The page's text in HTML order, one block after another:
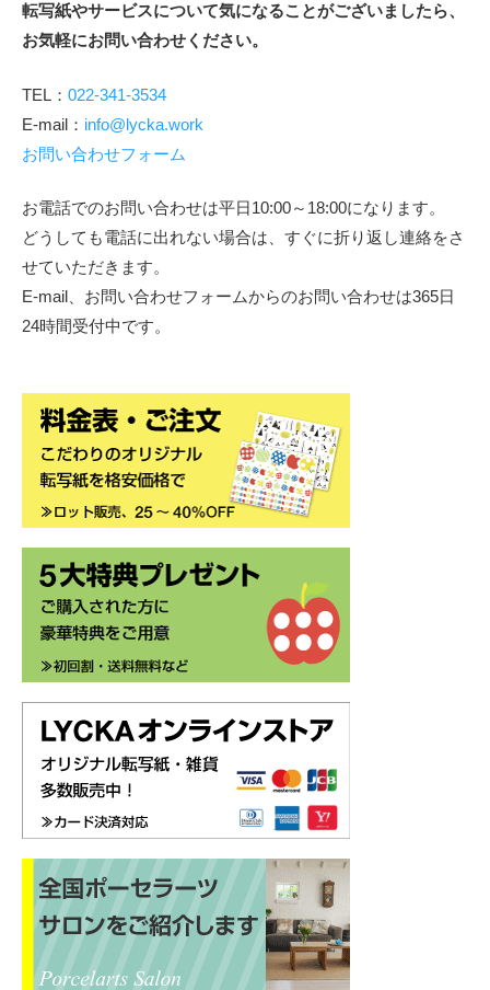
転写紙やサービスについて気になることがございましたら、
お気軽にお問い合わせください。
TEL： 022-341-3534
E-mail： info@lycka.work
お問い合わせフォーム
お電話でのお問い合わせは平日10:00～18:00になります。
どうしても電話に出れない場合は、すぐに折り返し連絡をさ
せていただきます。
E-mail、お問い合わせフォームからのお問い合わせは365日
24時間受付中です。